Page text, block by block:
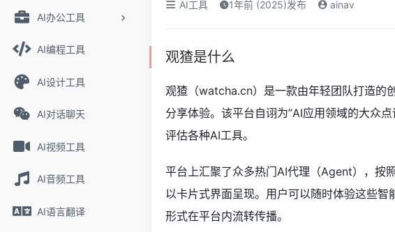
AI办公工具
AI编程工具
AI设计工具
AI对话聊天
AI视频工具
AI音频工具
AI语言翻译
AI工具 1年前 (2025)发布 ainav
观猹是什么
观猹（watcha.cn）是一款由年轻团队打造的
分享体验。该平台自诩为”AI应用领域的大众
评估各种AI工具。
平台上汇聚了众多热门AI代理（Agent），按
以卡片式界面呈现。用户可以随时体验这些
形式在平台内流转传播。